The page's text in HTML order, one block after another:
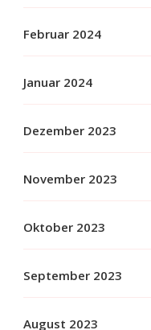
Februar 2024
Januar 2024
Dezember 2023
November 2023
Oktober 2023
September 2023
August 2023